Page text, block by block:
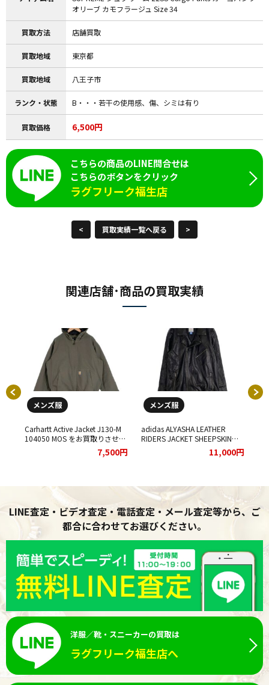
オリーブ カモフラージュ Size 34
買取方法 店舗買取
買取地域 東京都
買取地域 八王子市
ランク・状態 B・・・若干の使用感、傷、シミは有り
買取価格 6,500円
こちらの商品のLINE問合せは
こちらのボタンをクリック
ラグフリーク福生店
< 買取実績一覧へ戻る >
関連店舗･商品の買取実績
メンズ服
Carhartt Active Jacket J130-M
104050 MOS をお買取りさせて
7,500円
メンズ服
adidas ALYASHA LEATHER
RIDERS JACKET SHEEPSKIN
E75732 をお買取りさせていた
11,000円
LINE査定・ビデオ査定・電話査定・メール査定等から、ご
都合に合わせてお選びください。
洋服／靴・スニーカーの買取は
ラグフリーク福生店へ